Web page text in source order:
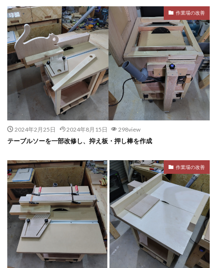
作業場の改善
2024年2月25日 2024年8月15日 298view
テーブルソーを一部改修し、抑え板・押し棒を作成
作業場の改善